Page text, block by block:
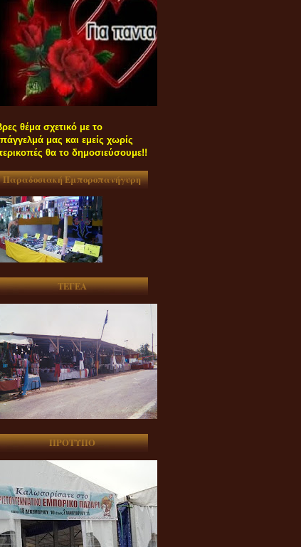
θέμα σχετικό με το
μας και εμείς χωρίς
θα το δημοσιεύσουμε!!
Παραδοσιακή Εμποροπανήγυρη
ΤΕΓΕΑ
ΠΡΟΤΥΠΟ